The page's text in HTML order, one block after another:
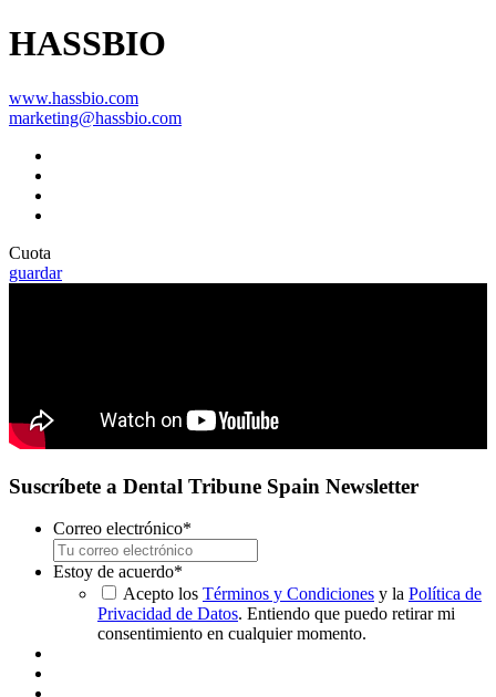
HASSBIO
www.hassbio.com
marketing@hassbio.com
Cuota
guardar
Suscríbete a Dental Tribune Spain Newsletter
Correo electrónico*
Estoy de acuerdo*
Acepto los Términos y Condiciones y la Política de
Privacidad de Datos. Entiendo que puedo retirar mi
consentimiento en cualquier momento.